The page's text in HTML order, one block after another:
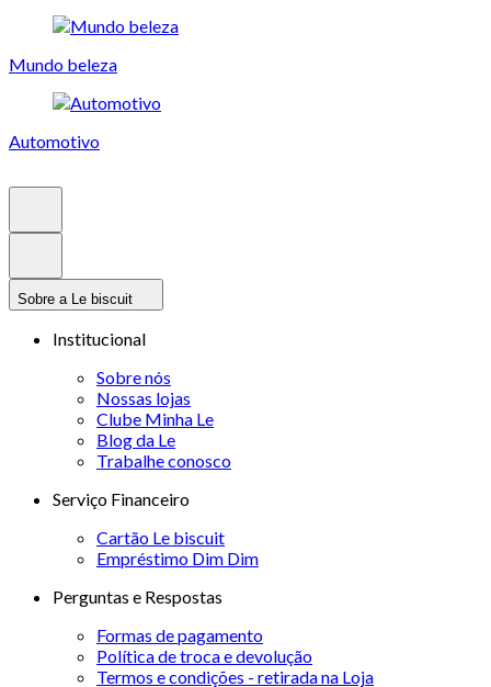
Mundo beleza
Automotivo
Sobre a Le biscuit
Institucional
Sobre nós
Nossas lojas
Clube Minha Le
Blog da Le
Trabalhe conosco
Serviço Financeiro
Cartão Le biscuit
Empréstimo Dim Dim
Perguntas e Respostas
Formas de pagamento
Política de troca e devolução
Termos e condições - retirada na Loja